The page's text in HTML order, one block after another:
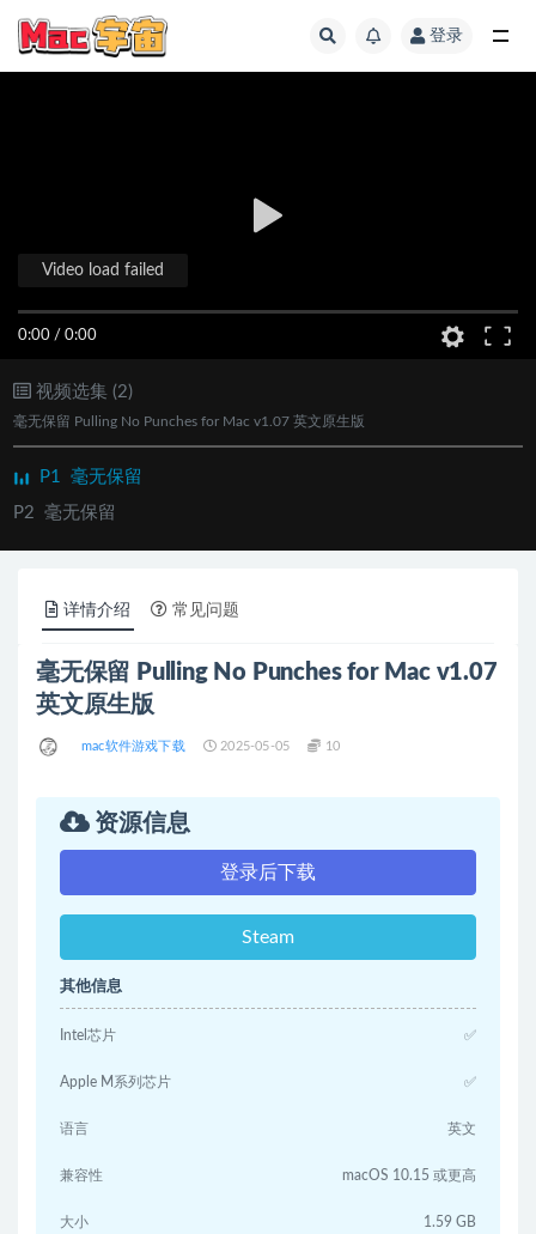
登录
0:00 / 0:00
Video load failed
视频选集 (2)
毫无保留 Pulling No Punches for Mac v1.07 英文原生版
P1 毫无保留
P2 毫无保留
详情介绍 常见问题
毫无保留 Pulling No Punches for Mac v1.07
英文原生版
mac软件游戏下载 2025-05-05 10
资源信息
登录后下载
Steam
其他信息
Intel芯片 ✅
Apple M系列芯片 ✅
语言 英文
兼容性 macOS 10.15 或更高
大小 1.59 GB